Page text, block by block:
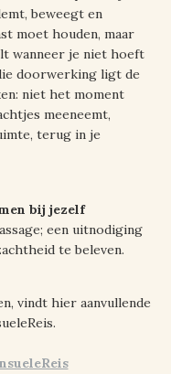
beweegt en
moet houden, maar
wanneer je niet hoeft
doorwerking ligt de
niet het moment
meeneemt,
terug in je
bij jezelf
een uitnodiging
te beleven.
vindt hier aanvullende